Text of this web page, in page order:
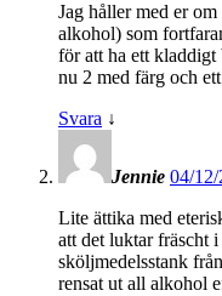
Jag håller med er
alkohol) som
för att ha ett kladdigt
nu 2 med färg och
Svara ↓
Jennie 04/
Lite ättika med
att det luktar fräscht
sköljmedelsstank
rensat ut all alkohol